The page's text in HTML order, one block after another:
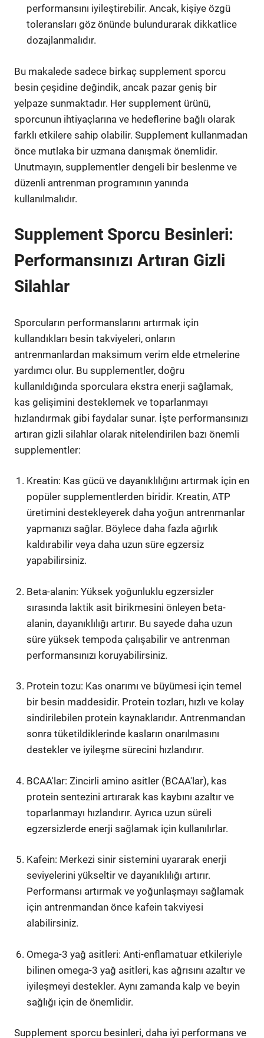
performansını iyileştirebilir. Ancak, kişiye özgü
toleransları göz önünde bulundurarak dikkatlice
dozajlanmalıdır.
Bu makalede sadece birkaç supplement sporcu
besin çeşidine değindik, ancak pazar geniş bir
yelpaze sunmaktadır. Her supplement ürünü,
sporcunun ihtiyaçlarına ve hedeflerine bağlı olarak
farklı etkilere sahip olabilir. Supplement kullanmadan
önce mutlaka bir uzmana danışmak önemlidir.
Unutmayın, supplementler dengeli bir beslenme ve
düzenli antrenman programının yanında
kullanılmalıdır.
Supplement Sporcu Besinleri:
Performansınızı Artıran Gizli
Silahlar
Sporcuların performanslarını artırmak için
kullandıkları besin takviyeleri, onların
antrenmanlardan maksimum verim elde etmelerine
yardımcı olur. Bu supplementler, doğru
kullanıldığında sporculara ekstra enerji sağlamak,
kas gelişimini desteklemek ve toparlanmayı
hızlandırmak gibi faydalar sunar. İşte performansınızı
artıran gizli silahlar olarak nitelendirilen bazı önemli
supplementler:
Kreatin: Kas gücü ve dayanıklılığını artırmak için en
popüler supplementlerden biridir. Kreatin, ATP
üretimini destekleyerek daha yoğun antrenmanlar
yapmanızı sağlar. Böylece daha fazla ağırlık
kaldırabilir veya daha uzun süre egzersiz
yapabilirsiniz.
Beta-alanin: Yüksek yoğunluklu egzersizler
sırasında laktik asit birikmesini önleyen beta-
alanin, dayanıklılığı artırır. Bu sayede daha uzun
süre yüksek tempoda çalışabilir ve antrenman
performansınızı koruyabilirsiniz.
Protein tozu: Kas onarımı ve büyümesi için temel
bir besin maddesidir. Protein tozları, hızlı ve kolay
sindirilebilen protein kaynaklarıdır. Antrenmandan
sonra tüketildiklerinde kasların onarılmasını
destekler ve iyileşme sürecini hızlandırır.
BCAA'lar: Zincirli amino asitler (BCAA'lar), kas
protein sentezini artırarak kas kaybını azaltır ve
toparlanmayı hızlandırır. Ayrıca uzun süreli
egzersizlerde enerji sağlamak için kullanılırlar.
Kafein: Merkezi sinir sistemini uyararak enerji
seviyelerini yükseltir ve dayanıklılığı artırır.
Performansı artırmak ve yoğunlaşmayı sağlamak
için antrenmandan önce kafein takviyesi
alabilirsiniz.
Omega-3 yağ asitleri: Anti-enflamatuar etkileriyle
bilinen omega-3 yağ asitleri, kas ağrısını azaltır ve
iyileşmeyi destekler. Aynı zamanda kalp ve beyin
sağlığı için de önemlidir.
Supplement sporcu besinleri, daha iyi performans ve